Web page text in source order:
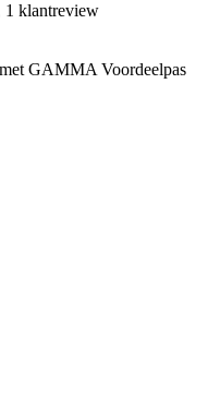
1 klantreview
GAMMA Voordeelpas